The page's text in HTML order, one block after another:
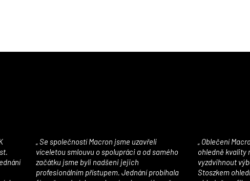
víceletou smlouvu o spolupráci a od samého
začátku jsme byli nadšeni jejich
profesionálním přístupem. Jednání probíhala
ohledně kvality
vyzdvihnout
Stoszkem